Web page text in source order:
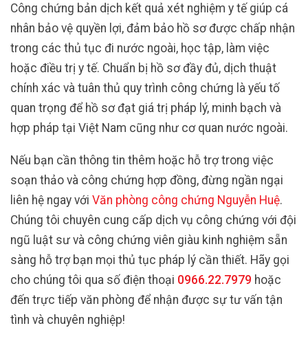
Công chứng bản dịch kết quả xét nghiệm y tế giúp cá
nhân bảo vệ quyền lợi, đảm bảo hồ sơ được chấp nhận
trong các thủ tục đi nước ngoài, học tập, làm việc
hoặc điều trị y tế. Chuẩn bị hồ sơ đầy đủ, dịch thuật
chính xác và tuân thủ quy trình công chứng là yếu tố
quan trọng để hồ sơ đạt giá trị pháp lý, minh bạch và
hợp pháp tại Việt Nam cũng như cơ quan nước ngoài.
Nếu bạn cần thông tin thêm hoặc hỗ trợ trong việc
soạn thảo và công chứng hợp đồng, đừng ngần ngại
liên hệ ngay với Văn phòng công chứng Nguyễn Huệ.
Chúng tôi chuyên cung cấp dịch vụ công chứng với đội
ngũ luật sư và công chứng viên giàu kinh nghiệm sẵn
sàng hỗ trợ bạn mọi thủ tục pháp lý cần thiết. Hãy gọi
cho chúng tôi qua số điện thoại 0966.22.7979 hoặc
đến trực tiếp văn phòng để nhận được sự tư vấn tận
tình và chuyên nghiệp!